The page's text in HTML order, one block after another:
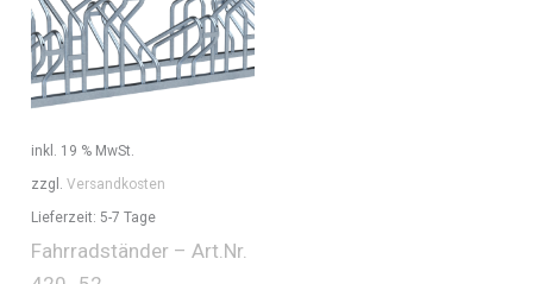
inkl. 19 % MwSt.
zzgl.Versandkosten
Lieferzeit: 5-7 Tage
Fahrradständer – Art.Nr.